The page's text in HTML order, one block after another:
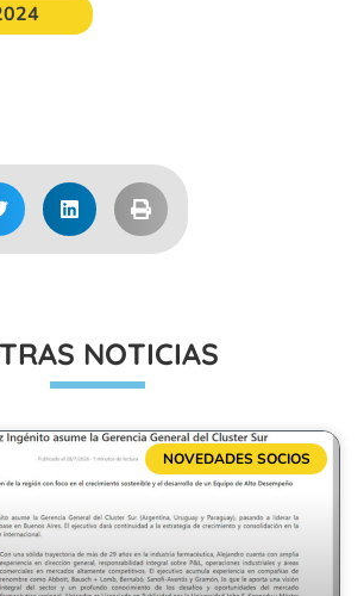
NOTICIAS
NOVEDADES SOCIOS